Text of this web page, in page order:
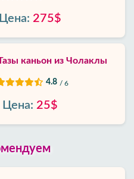
Цена: 275$
каньон из Чолаклы
4.8 / 6
Цена: 25$